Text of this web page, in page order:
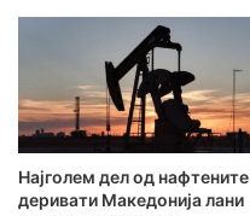
Најголем дел од нафтените
деривати Македонија лани